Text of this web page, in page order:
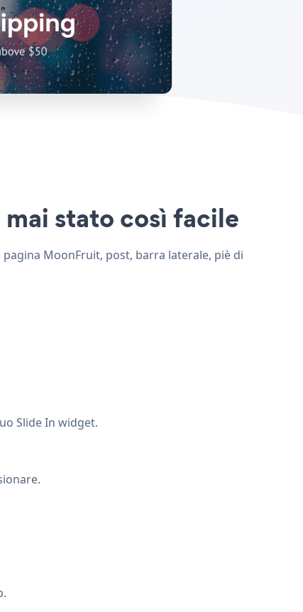
stato così facile
MoonFruit, post, barra laterale, piè di
Slide In widget.